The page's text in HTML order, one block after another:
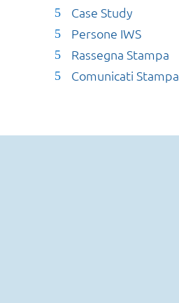
Case Study
Persone IWS
Rassegna Stampa
Comunicati Stampa